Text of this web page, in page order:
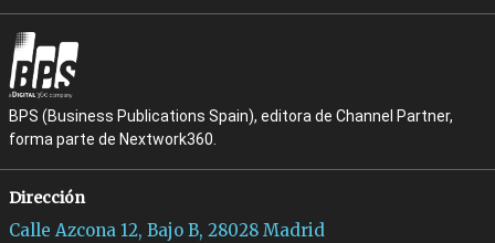
BPS (Business Publications Spain), editora de Channel Partner,
forma parte de Nextwork360.
Dirección
Calle Azcona 12, Bajo B, 28028 Madrid